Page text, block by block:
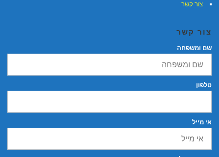
צור קשר
צור קשר
שם ומשפחה
טלפון
אי מייל